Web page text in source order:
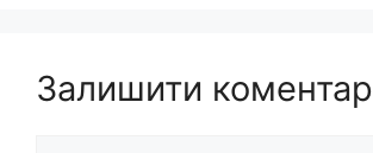
Залишити коментар